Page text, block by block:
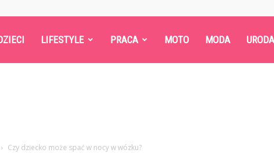
LIFESTYLE PRACA MOTO MODA URODA
Czy dziecko może spać w nocy w wózku?